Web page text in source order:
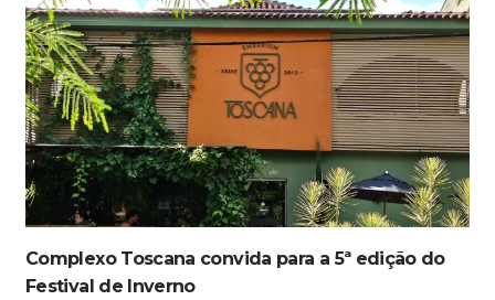
Complexo Toscana convida para a 5ª edição do
Festival de Inverno